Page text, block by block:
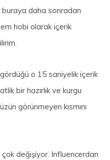
buraya daha sonradan
hobi olarak içerik
o 15 saniyelik içerik
bir hazırlık ve kurgu
görünmeyen kısmını
değişiyor. Influencerdan